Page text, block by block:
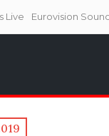
Live Eurovision